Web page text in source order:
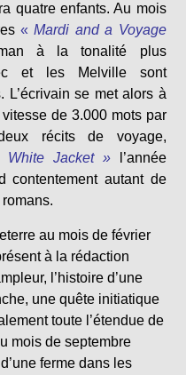
quatre enfants. Au mois
«Mardi and a Voyage
à la tonalité plus
et les Melville sont
L’écrivain se met alors à
de 3.000 mots par
récits de voyage,
White Jacket »l’année
contentement autant de
au mois de février
à la rédaction
l’histoire d’une
une quête initiatique
toute l’étendue de
mois de septembre
ferme dans les